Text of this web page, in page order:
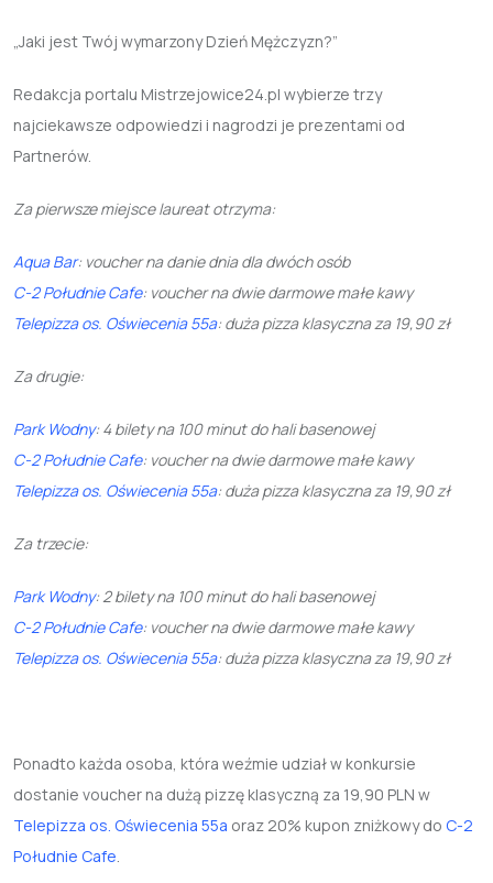
„Jaki jest Twój wymarzony Dzień Mężczyzn?”
Redakcja portalu Mistrzejowice24.pl wybierze trzy
najciekawsze odpowiedzi i nagrodzi je prezentami od
Partnerów.
Za pierwsze miejsce laureat otrzyma:
Aqua Bar: voucher na danie dnia dla dwóch osób
C-2 Południe Cafe: voucher na dwie darmowe małe kawy
Telepizza os. Oświecenia 55a: duża pizza klasyczna za 19,90 zł
Za drugie:
Park Wodny: 4 bilety na 100 minut do hali basenowej
C-2 Południe Cafe: voucher na dwie darmowe małe kawy
Telepizza os. Oświecenia 55a: duża pizza klasyczna za 19,90 zł
Za trzecie:
Park Wodny: 2 bilety na 100 minut do hali basenowej
C-2 Południe Cafe: voucher na dwie darmowe małe kawy
Telepizza os. Oświecenia 55a: duża pizza klasyczna za 19,90 zł
Ponadto każda osoba, która weźmie udział w konkursie
dostanie voucher na dużą pizzę klasyczną za 19,90 PLN w
Telepizza os. Oświecenia 55a oraz 20% kupon zniżkowy do C-2
Południe Cafe